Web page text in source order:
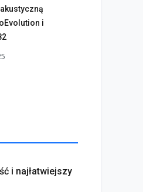
i
i najłatwiejszy